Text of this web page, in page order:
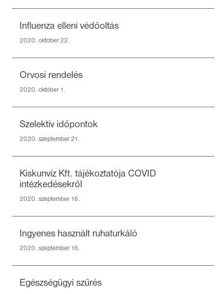
Influenza elleni védőoltás
2020. október 22.
Orvosi rendelés
2020. október 1.
Szelektív időpontok
2020. szeptember 21.
Kiskunvíz Kft. tájékoztatója COVID
intézkedésekről
2020. szeptember 16.
Ingyenes használt ruhaturkáló
2020. szeptember 16.
Egészségügyi szűrés